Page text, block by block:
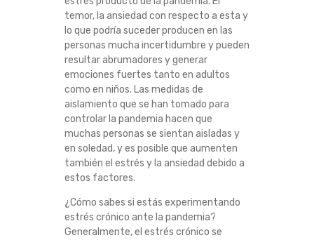
temor, la ansiedad con respecto a esta y
lo que podría suceder producen en las
personas mucha incertidumbre y pueden
resultar abrumadores y generar
emociones fuertes tanto en adultos
como en niños. Las medidas de
aislamiento que se han tomado para
controlar la pandemia hacen que
muchas personas se sientan aisladas y
en soledad, y es posible que aumenten
también el estrés y la ansiedad debido a
estos factores.
¿Cómo sabes si estás experimentando
estrés crónico ante la pandemia?
Generalmente, el estrés crónico se